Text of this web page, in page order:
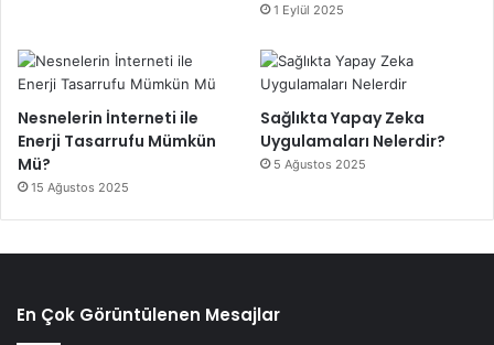
1 Eylül 2025
Nesnelerin İnterneti ile
Enerji Tasarrufu Mümkün
Mü?
15 Ağustos 2025
Sağlıkta Yapay Zeka
Uygulamaları Nelerdir?
5 Ağustos 2025
En Çok Görüntülenen Mesajlar